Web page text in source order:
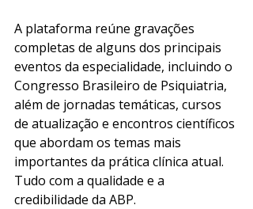
A plataforma reúne gravações
completas de alguns dos principais
eventos da especialidade, incluindo o
Congresso Brasileiro de Psiquiatria,
além de jornadas temáticas, cursos
de atualização e encontros científicos
que abordam os temas mais
importantes da prática clínica atual.
Tudo com a qualidade e a
credibilidade da ABP.